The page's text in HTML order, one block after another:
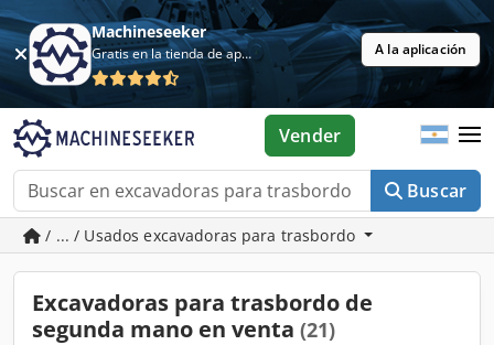
Machineseeker
Gratis en la tienda de aplicaciones A la aplicación
Buscar
Vender
/ ... / Usados excavadoras para trasbordo
Excavadoras para trasbordo de
segunda mano en venta (21)